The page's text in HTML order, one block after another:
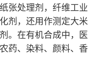
张处理剂，纤维工业
剂，还用作测定大米
。在有机合成中，医
药、染料、颜料、香